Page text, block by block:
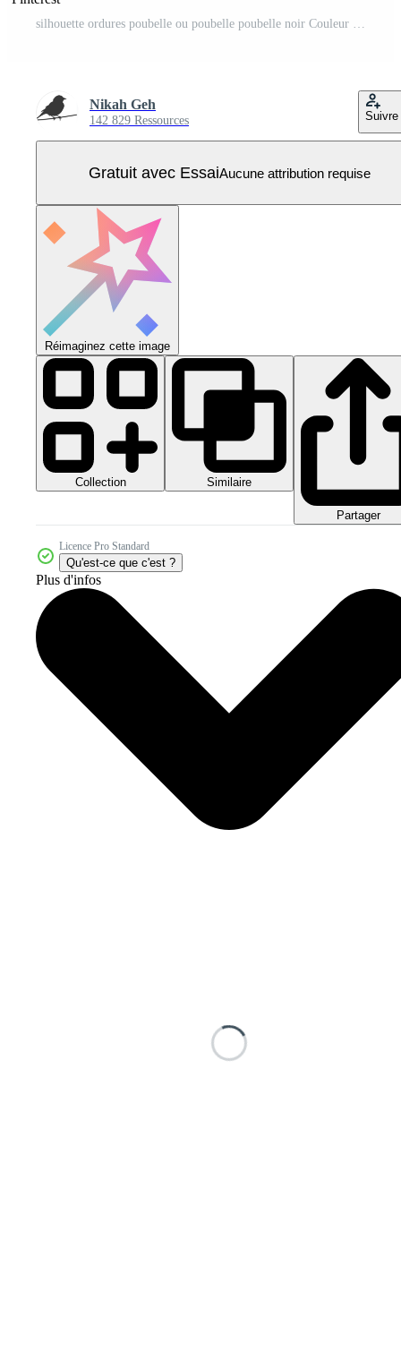
silhouette ordures poubelle ou poubelle poubelle noir Couleur seulement Vecteur Pro
Nikah Geh
142 829 Ressources Suivre
Gratuit avec EssaiAucune attribution requise
Réimaginez cette image
Collection Similaire
Partager
Licence Pro Standard
Qu'est-ce que c'est ?
Plus d'infos